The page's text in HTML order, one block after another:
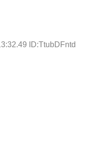
ID:TtubDFntd